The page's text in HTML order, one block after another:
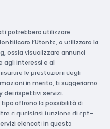
potrebbero utilizzare
l’Utente, o utilizzare la
ossia visualizzare annunci
agli interessi e al
le prestazioni degli
in merito, ti suggeriamo
dei rispettivi servizi.
offrono la possibilità di
a qualsiasi funzione di opt-
elencati in questo